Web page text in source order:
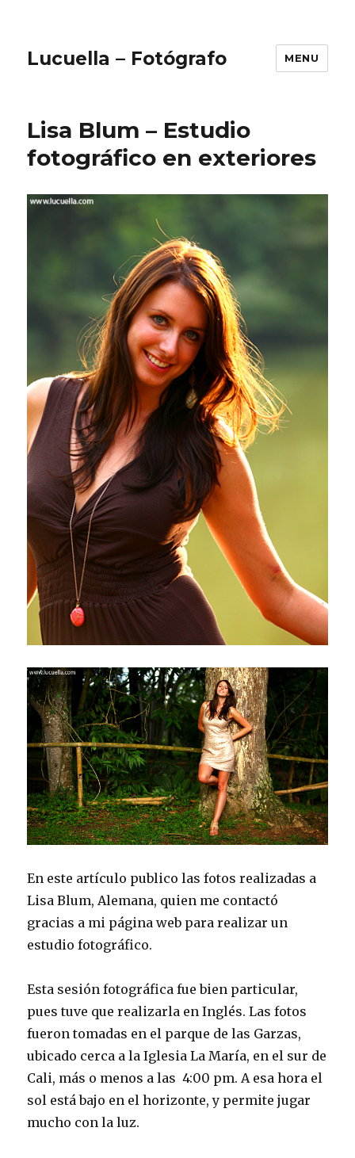
Lucuella – Fotógrafo MENU
Lisa Blum – Estudio
fotográfico en exteriores
En este artículo publico las fotos realizadas a
Lisa Blum, Alemana, quien me contactó
gracias a mi página web para realizar un
estudio fotográfico.
Esta sesión fotográfica fue bien particular,
pues tuve que realizarla en Inglés. Las fotos
fueron tomadas en el parque de las Garzas,
ubicado cerca a la Iglesia La María, en el sur de
Cali, más o menos a las 4:00 pm. A esa hora el
sol está bajo en el horizonte, y permite jugar
mucho con la luz.